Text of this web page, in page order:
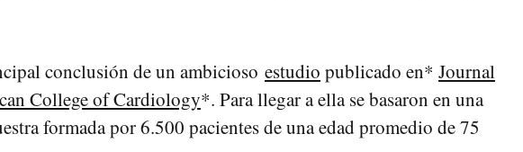
conclusión de un ambicioso estudio publicado en* Journal
College of Cardiology*. Para llegar a ella se basaron en una
formada por 6.500 pacientes de una edad promedio de 75